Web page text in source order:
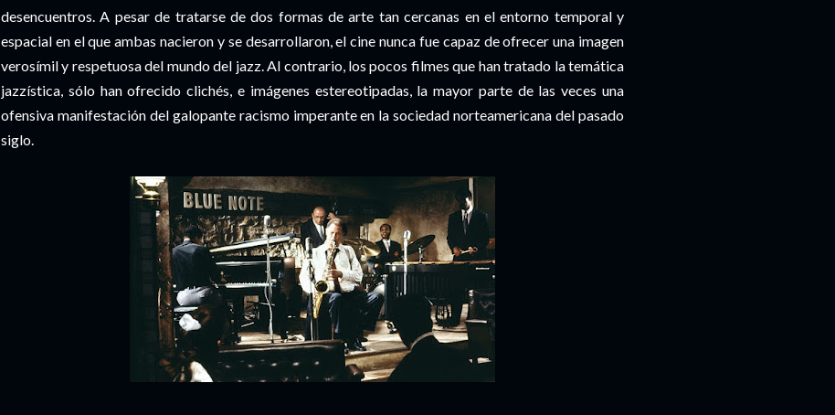
desencuentros. A pesar de tratarse de dos formas de arte tan cercanas en el entorno temporal y
espacial en el que ambas nacieron y se desarrollaron, el cine nunca fue capaz de ofrecer una imagen
verosímil y respetuosa del mundo del jazz. Al contrario, los pocos filmes que han tratado la temática
jazzística, sólo han ofrecido clichés, e imágenes estereotipadas, la mayor parte de las veces una
ofensiva manifestación del galopante racismo imperante en la sociedad norteamericana del pasado
siglo.